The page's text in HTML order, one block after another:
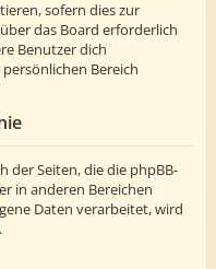
sofern dies zur
das Board erforderlich
Benutzer dich
Bereich
der Seiten, die die phpBB-
in anderen Bereichen
Daten verarbeitet, wird